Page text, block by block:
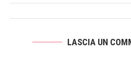
LASCIA UN